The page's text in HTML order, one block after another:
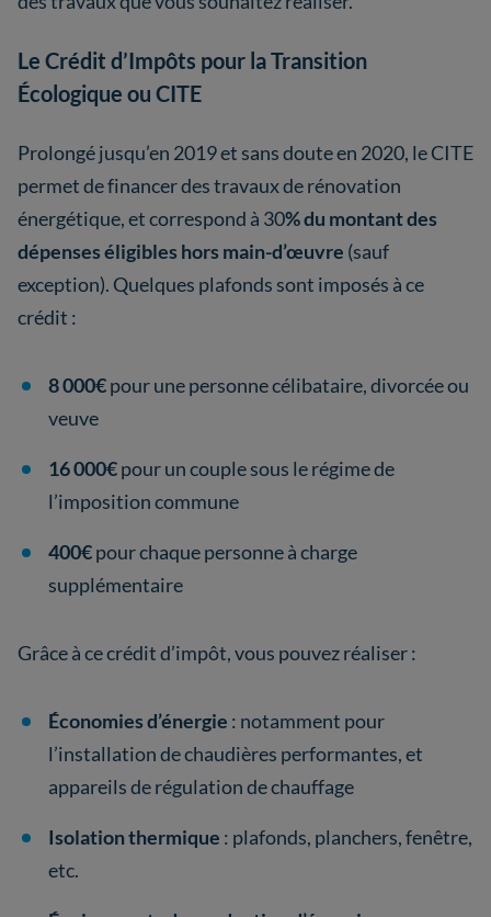
Le Crédit d’Impôts pour la Transition
Écologique ou CITE
Prolongé jusqu’en 2019 et sans doute en 2020, le CITE
permet de financer des travaux de rénovation
énergétique, et correspond à 30% du montant des
dépenses éligibles hors main-d’œuvre (sauf
exception). Quelques plafonds sont imposés à ce
crédit :
8 000€pour une personne célibataire, divorcée ou
veuve
16 000€pour un couple sous le régime de
l’imposition commune
400€pour chaque personne à charge
supplémentaire
Grâce à ce crédit d’impôt, vous pouvez réaliser :
Économies d’énergie : notamment pour
l’installation de chaudières performantes, et
appareils de régulation de chauffage
Isolation thermique : plafonds, planchers, fenêtre,
etc.